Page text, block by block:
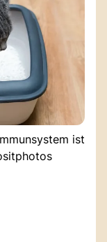
ist